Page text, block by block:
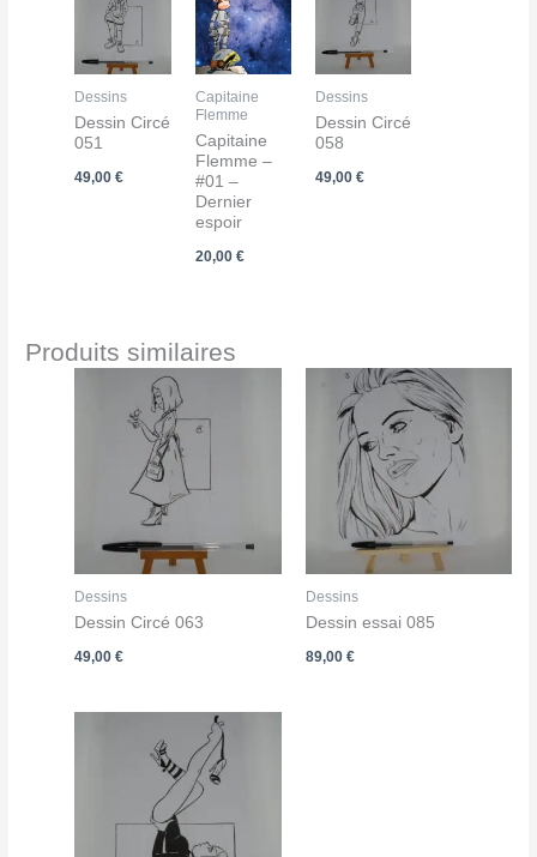
Dessins
Dessin Circé
051
49,00€
Capitaine
Flemme
Capitaine
Flemme –
#01 –
Dernier
espoir
20,00 €
Dessins
Dessin Circé
058
49,00 €
Produits similaires
Dessins
Dessin Circé 063
49,00€
Dessins
Dessin essai 085
89,00 €